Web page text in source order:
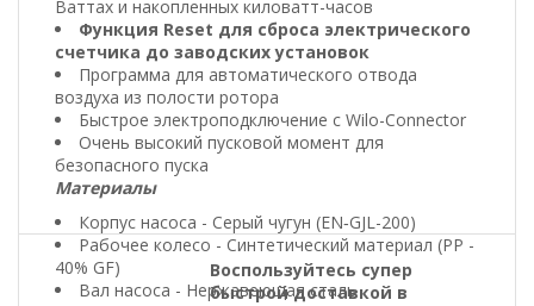
Ваттах и накопленных киловатт-часов
Функция Reset для сброса электрического
счетчика до заводских установок
Программа для автоматического отвода
воздуха из полости ротора
Быстрое электроподключение с Wilo-Connector
Очень высокий пусковой момент для
безопасного пуска
Материалы
Корпус насоса - Серый чугун (EN‐GJL-200)
Рабочее колесо - Синтетический материал (PP -
40% GF)
Вал насоса - Нержавеющая сталь
Воспользуйтесь супер
быстрой доставкой в